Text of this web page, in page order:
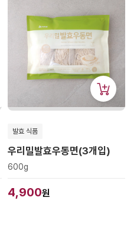
발효 식품
우리밀발효우동면(3개입)
600g
4,900원